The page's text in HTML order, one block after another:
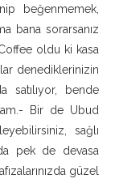
beğenmemek,
bana sorarsanız
oldu ki kasa
denediklerinizin
satılıyor, bende
Bir de Ubud
sağlı
pek de devasa
güzel